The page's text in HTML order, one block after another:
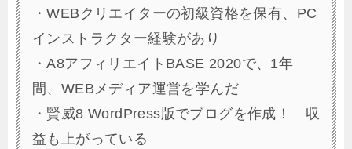
・WEBクリエイターの初級資格を保有、PC
インストラクター経験があり
・A8アフィリエイトBASE 2020で、1年
間、WEBメディア運営を学んだ
・賢威8 WordPress版でブログを作成！ 収
益も上がっている